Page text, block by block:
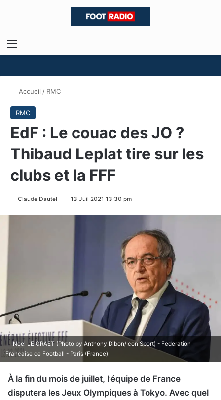
Menu
Accueil / RMC
RMC
EdF : Le couac des JO ?
Thibaud Leplat tire sur les
clubs et la FFF
Claude Dautel 13 Juil 2021 13:30 pm
Noel LE GRAET (Photo by Anthony Dibon/Icon Sport) - Federation
Francaise de Football - Paris (France)
À la fin du mois de juillet, l’équipe de France
disputera les Jeux Olympiques à Tokyo. Avec quel